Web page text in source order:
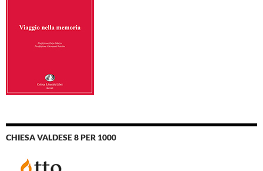
CHIESA VALDESE 8 PER 1000